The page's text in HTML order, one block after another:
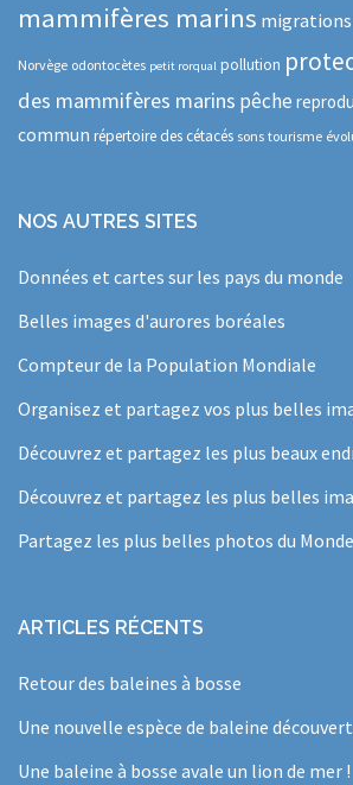
mammifères marins migrations
Norvège odontocètes petit rorqual pollution
des mammifères marins pêche
commun répertoire des cétacés sons tourisme
NOS AUTRES SITES
Données et cartes sur les pays du monde
Belles images d'aurores boréales
Compteur de la Population Mondiale
Organisez et partagez vos plus belles
Découvrez et partagez les plus beaux
Découvrez et partagez les plus belles
Partagez les plus belles photos du Monde
ARTICLES RÉCENTS
Retour des baleines à bosse
Une nouvelle espèce de baleine
Une baleine à bosse avale un lion de mer !